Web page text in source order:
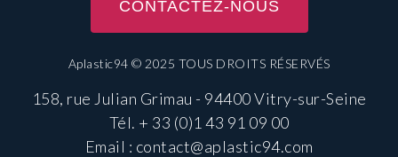
CONTACTEZ-NOUS
Aplastic94 © 2025 TOUS DROITS RÉSERVÉS
158, rue Julian Grimau - 94400 Vitry-sur-Seine
Tél. + 33 (0)1 43 91 09 00
Email : contact@aplastic94.com